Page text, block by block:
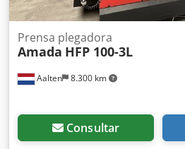
Aalten 8.300 km
Prensa plegadora
Amada HFP 100-3L
Consultar